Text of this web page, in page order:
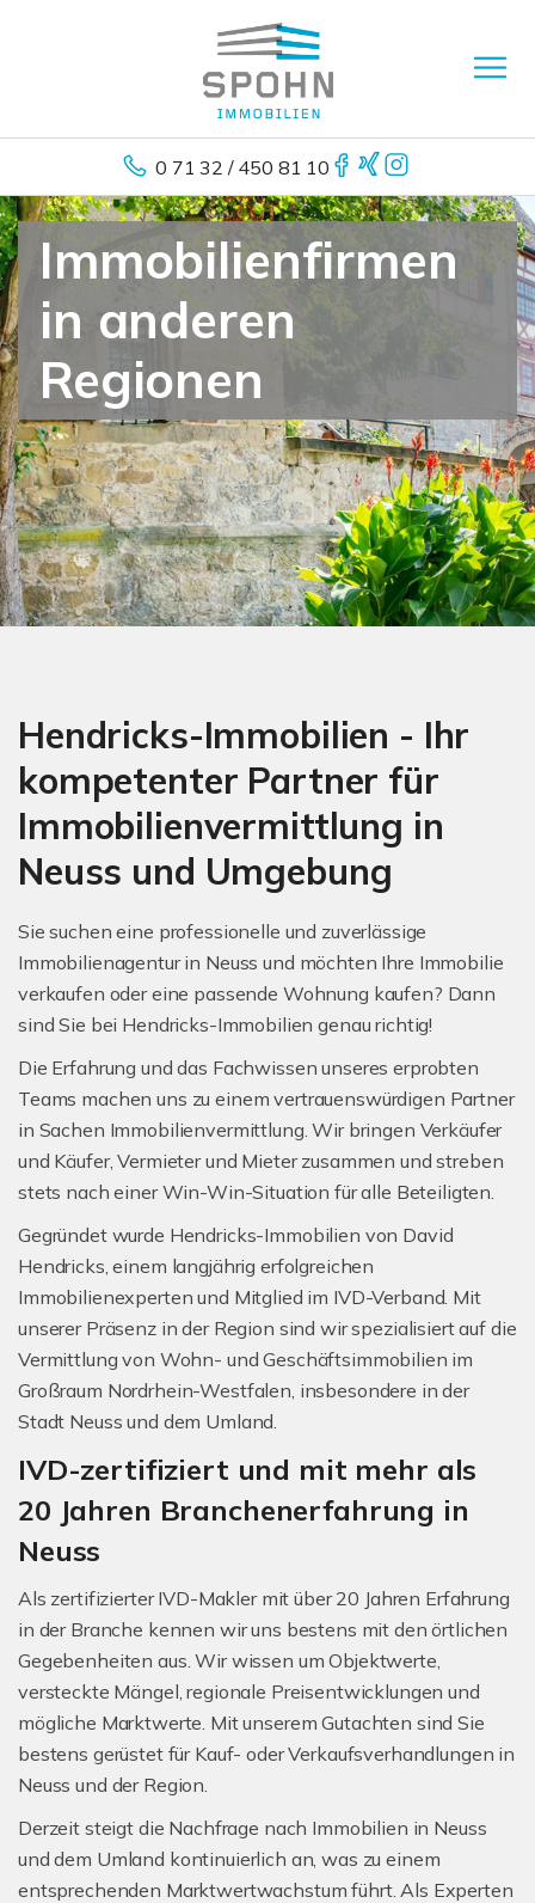
0 71 32 / 450 81 10
Immobilienfirmen
in anderen
Regionen
Hendricks-Immobilien - Ihr
kompetenter Partner für
Immobilienvermittlung in
Neuss und Umgebung
Sie suchen eine professionelle und zuverlässige
Immobilienagentur in Neuss und möchten Ihre Immobilie
verkaufen oder eine passende Wohnung kaufen? Dann
sind Sie bei Hendricks-Immobilien genau richtig!
Die Erfahrung und das Fachwissen unseres erprobten
Teams machen uns zu einem vertrauenswürdigen Partner
in Sachen Immobilienvermittlung. Wir bringen Verkäufer
und Käufer, Vermieter und Mieter zusammen und streben
stets nach einer Win-Win-Situation für alle Beteiligten.
Gegründet wurde Hendricks-Immobilien von David
Hendricks, einem langjährig erfolgreichen
Immobilienexperten und Mitglied im IVD-Verband. Mit
unserer Präsenz in der Region sind wir spezialisiert auf die
Vermittlung von Wohn- und Geschäftsimmobilien im
Großraum Nordrhein-Westfalen, insbesondere in der
Stadt Neuss und dem Umland.
IVD-zertifiziert und mit mehr als
20 Jahren Branchenerfahrung in
Neuss
Als zertifizierter IVD-Makler mit über 20 Jahren Erfahrung
in der Branche kennen wir uns bestens mit den örtlichen
Gegebenheiten aus. Wir wissen um Objektwerte,
versteckte Mängel, regionale Preisentwicklungen und
mögliche Marktwerte. Mit unserem Gutachten sind Sie
bestens gerüstet für Kauf- oder Verkaufsverhandlungen in
Neuss und der Region.
Derzeit steigt die Nachfrage nach Immobilien in Neuss
und dem Umland kontinuierlich an, was zu einem
entsprechenden Marktwertwachstum führt. Als Experten